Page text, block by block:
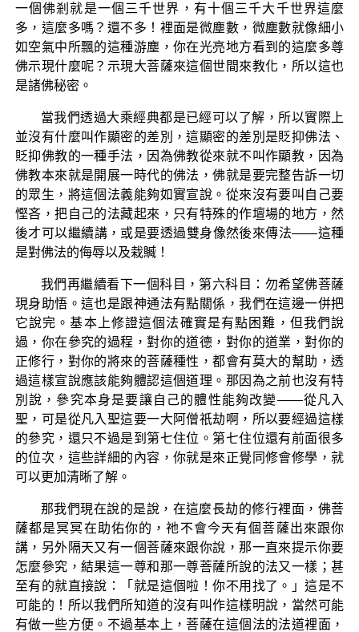
一個佛剎就是一個三千世界，有十個三千大千世界這麼
多，這麼多嗎？還不多！裡面是微塵數，微塵數就像細小
如空氣中所飄的這種游塵，你在光亮地方看到的這麼多尊
佛示現什麼呢？示現大菩薩來這個世間來教化，所以這也
是諸佛秘密。
當我們透過大乘經典都是已經可以了解，所以實際上
並沒有什麼叫作顯密的差別，這顯密的差別是貶抑佛法、
貶抑佛教的一種手法，因為佛教從來就不叫作顯教，因為
佛教本來就是開展一時代的佛法，佛就是要完整告訴一切
的眾生，將這個法義能夠如實宣說。從來沒有要叫自己要
慳吝，把自己的法藏起來，只有特殊的作壇場的地方，然
後才可以繼續講，或是要透過雙身像然後來傳法——這種
是對佛法的侮辱以及栽贓！
我們再繼續看下一個科目，第六科目：勿希望佛菩薩
現身助悟。這也是跟神通法有點關係，我們在這邊一併把
它說完。基本上修證這個法確實是有點困難，但我們說
過，你在參究的過程，對你的道德，對你的道業，對你的
正修行，對你的將來的菩薩種性，都會有莫大的幫助，透
過這樣宣說應該能夠體認這個道理。那因為之前也沒有特
別說，參究本身是要讓自己的體性能夠改變——從凡入
聖，可是從凡入聖這要一大阿僧祇劫啊，所以要經過這樣
的參究，還只不過是到第七住位。第七住位還有前面很多
的位次，這些詳細的內容，你就是來正覺同修會修學，就
可以更加清晰了解。
那我們現在說的是說，在這麼長劫的修行裡面，佛菩
薩都是冥冥在助佑你的，祂不會今天有個菩薩出來跟你
講，另外隔天又有一個菩薩來跟你說，那一直來提示你要
怎麼參究，結果這一尊和那一尊菩薩所說的法又一樣；甚
至有的就直接說：「就是這個啦！你不用找了。」這是不
可能的！所以我們所知道的沒有叫作這樣明說，當然可能
有做一些方便。不過基本上，菩薩在這個法的法道裡面，